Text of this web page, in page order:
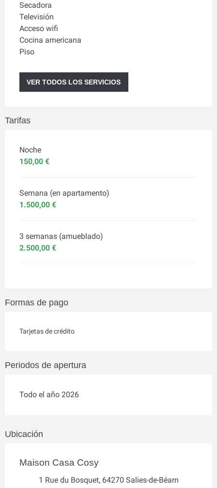
Secadora
Televisión
Acceso wifi
Cocina americana
Piso
VER TODOS LOS SERVICIOS
Tarifas
Noche
150,00 €
Semana (en apartamento)
1.500,00 €
3 semanas (amueblado)
2.500,00 €
Formas de pago
Tarjetas de crédito
Periodos de apertura
Todo el año 2026
Ubicación
Maison Casa Cosy
1 Rue du Bosquet, 64270 Salies-de-Béarn